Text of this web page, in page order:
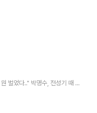
"무한도전 시절 한 달에 수억 원 벌었다.." 박명수, 전성기 때 수입 언급하자 하하도 공감..(+내용)